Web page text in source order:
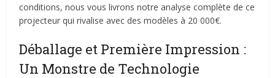
conditions, nous vous livrons notre analyse complète de ce
projecteur qui rivalise avec des modèles à 20 000€.
Déballage et Première Impression :
Un Monstre de Technologie